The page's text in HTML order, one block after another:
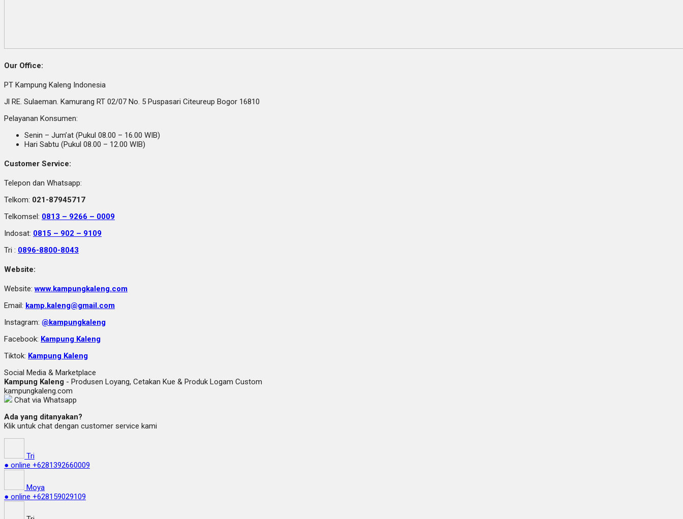
Our Office:
PT Kampung Kaleng Indonesia
Jl RE. Sulaeman. Kamurang RT 02/07 No. 5 Puspasari Citeureup Bogor 16810
Pelayanan Konsumen:
Senin – Jum’at (Pukul 08.00 – 16.00 WIB)
Hari Sabtu (Pukul 08.00 – 12.00 WIB)
Customer Service:
Telepon dan Whatsapp:
Telkom: 021-87945717
Telkomsel: 0813 – 9266 – 0009
Indosat: 0815 – 902 – 9109
Tri : 0896-8800-8043
Website:
Website:www.kampungkaleng.com
Email: kamp.kaleng@gmail.com
Instagram: @kampungkaleng
Facebook: Kampung Kaleng
Tiktok: Kampung Kaleng
Social Media & Marketplace
Kampung Kaleng - Produsen Loyang, Cetakan Kue & Produk Logam Custom
kampungkaleng.com
Chat via Whatsapp
Ada yang ditanyakan?
Klik untuk chat dengan customer service kami
Tri
● online +6281392660009
Moya
● online +628159029109